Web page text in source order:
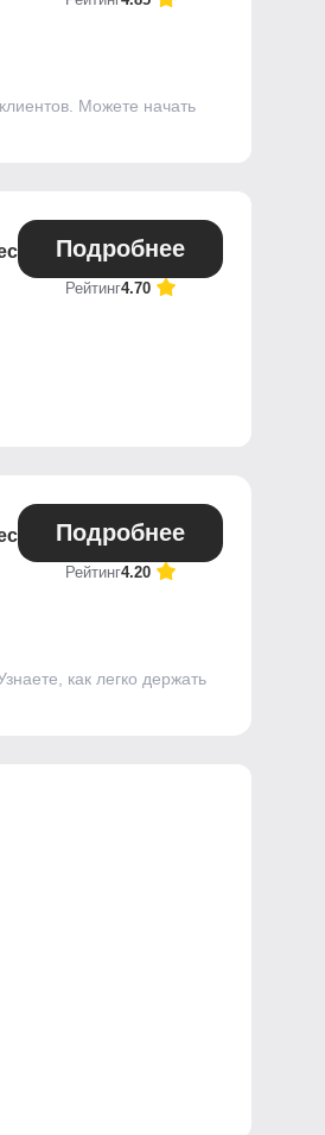
Можете начать
Подробнее
Рейтинг4.70
Подробнее
Рейтинг4.20
как легко держать